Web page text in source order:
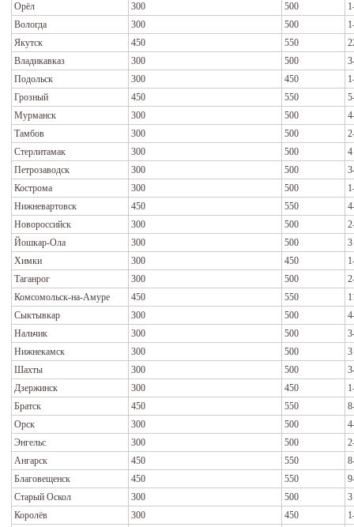
Орёл
300 500
Вологда
300 500
Якутск
450 550
Владикавказ
300 500
Подольск
300 450
Грозный
450 550
Мурманск
300 500
Тамбов
300 500
Стерлитамак
300 500
4
Петрозаводск
300 500
Кострома
300 500
Нижневартовск
450 550
Новороссийск
300 500
Йошкар-Ола
300 500
3
Химки
300 450
Таганрог
300 500
Комсомольск-на-Амуре
450 550
Сыктывкар
300 500
Нальчик
300 500
Нижнекамск
300 500
3
Шахты
300 500
Дзержинск
300 450
Братск
450 550
Орск
300 500
Энгельс
300 500
Ангарск
450 550
Благовещенск
450 550
Старый Оскол
300 500
3
Королёв
300 450